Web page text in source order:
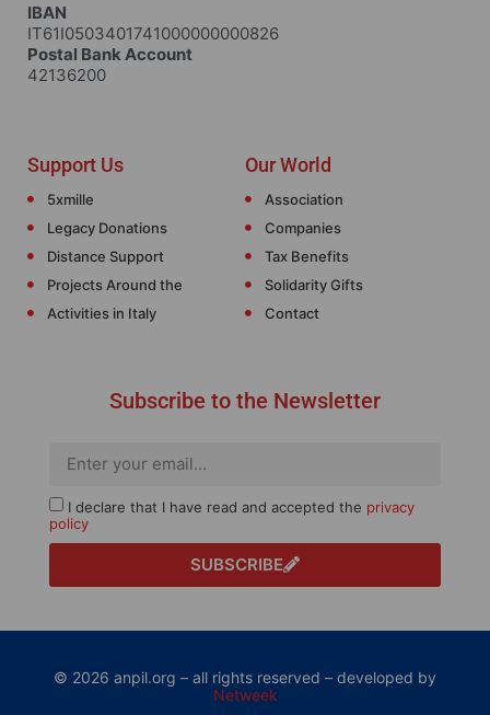
IBAN
IT61I0503401741000000000826
Postal Bank Account
42136200
Support Us
5xmille
Legacy Donations
Distance Support
Projects Around the
Activities in Italy
Our World
Association
Companies
Tax Benefits
Solidarity Gifts
Contact
Subscribe to the Newsletter
I declare that I have read and accepted the privacy
policy
SUBSCRIBE
© 2026 anpil.org – all rights reserved – developed by
Netweek